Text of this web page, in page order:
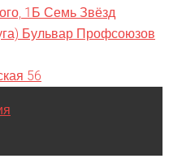
1Б Семь Звёзд
Бульвар Профсоюзов
56